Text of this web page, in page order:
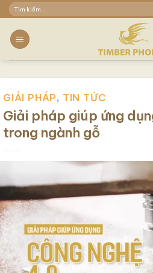
Skip
to
content
Tìm
GIẢI PHÁP, TIN TỨC
Giải pháp giúp ứng
trong ngành gỗ